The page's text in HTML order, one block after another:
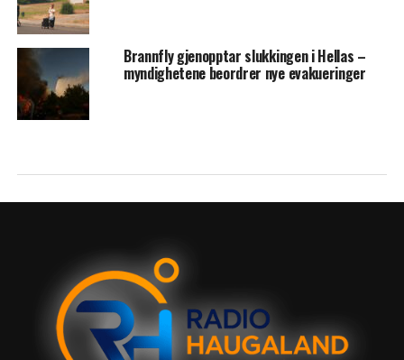
Brannfly gjenopptar slukkingen i Hellas –
myndighetene beordrer nye evakueringer